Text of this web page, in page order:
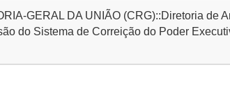
GERAL DA UNIÃO (CRG)::Diretoria de
do Sistema de Correição do Poder